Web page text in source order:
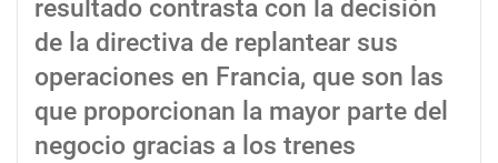
resultado contrasta con la decisión
de la directiva de replantear sus
operaciones en Francia, que son las
que proporcionan la mayor parte del
negocio gracias a los trenes